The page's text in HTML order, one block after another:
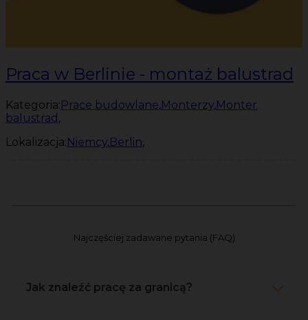
Praca w Berlinie - montaż balustrad
Kategoria:Prace budowlane,Monterzy,Monter
balustrad ,
Lokalizacja:Niemcy,Berlin,
Najczęściej zadawane pytania (FAQ)
Jak znaleźć pracę za granicą?